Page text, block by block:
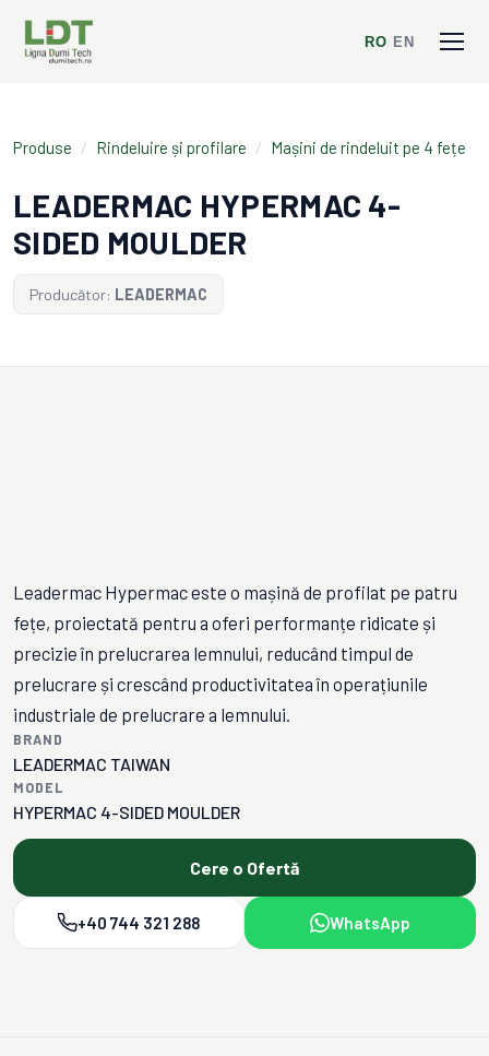
RO EN
Produse / Rindeluire și profilare / Mașini de rindeluit pe 4 fețe
LEADERMAC HYPERMAC 4-
SIDED MOULDER
Producător: LEADERMAC
Leadermac Hypermac este o mașină de profilat pe patru
fețe, proiectată pentru a oferi performanțe ridicate și
precizie în prelucrarea lemnului, reducând timpul de
prelucrare și crescând productivitatea în operațiunile
industriale de prelucrare a lemnului.
BRAND
LEADERMAC TAIWAN
MODEL
HYPERMAC 4-SIDED MOULDER
Cere o Ofertă
+40 744 321 288 WhatsApp